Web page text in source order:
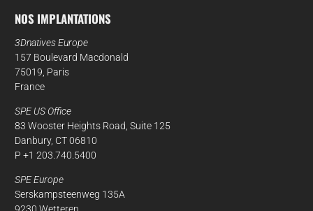
NOS IMPLANTATIONS
3Dnatives Europe
157 Boulevard Macdonald
75019, Paris
France
SPE US Office
83 Wooster Heights Road, Suite 125
Danbury, CT 06810
P +1 203.740.5400
SPE Europe
Serskampsteenweg 135A